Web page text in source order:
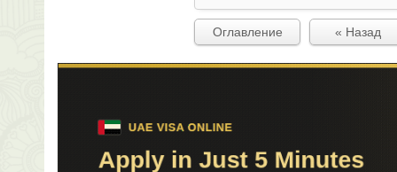
Оглавление « Назад